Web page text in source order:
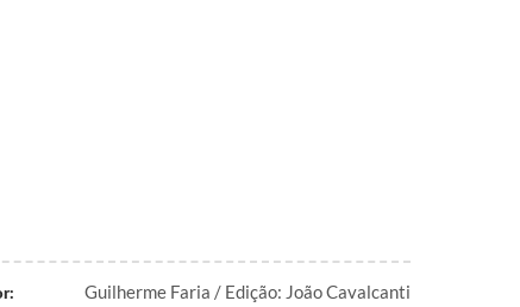
Guilherme Faria / Edição: João Cavalcanti